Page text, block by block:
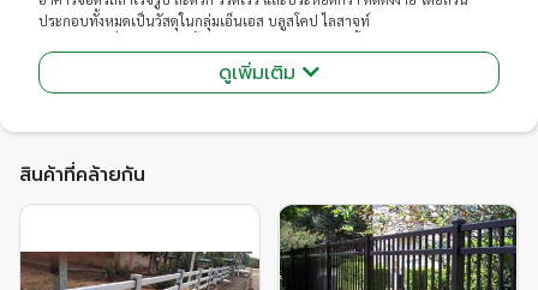
ประกอบทั้งหมดเป็นวัสดุในกลุ่มเอ็นเอส บลูสโคป ไลสาจท์
นวัตกรรมใหม่สำหรับลานจอดรถ
• หลังคา ใช้หลังคาเหล็กลอน TRIMDEK ผลิตจากเหล็กเคลือบรับแรงดึงสูง
• โครงสร้าง ใช้เหล็ก GALVASPAN ทนทานรับน้ำหนักได้ดีเยี่ยม
PRODUCT SPECIFICATION รายละเอียดผลิตภัณฑ์
• เหล็กรับแรงดึงสูง (High Tensile Steel ) G450
• เคลือบกัลวาไนซ์ป้องกันสนิม Z275
ดูเพิ่มเติม
สินค้าที่คล้ายกัน